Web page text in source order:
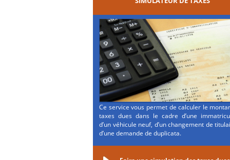
Ce service vous permet de calculer le
taxes dues dans le cadre d’une
d’un véhicule neuf, d’un changement de
d’une demande de duplicata.